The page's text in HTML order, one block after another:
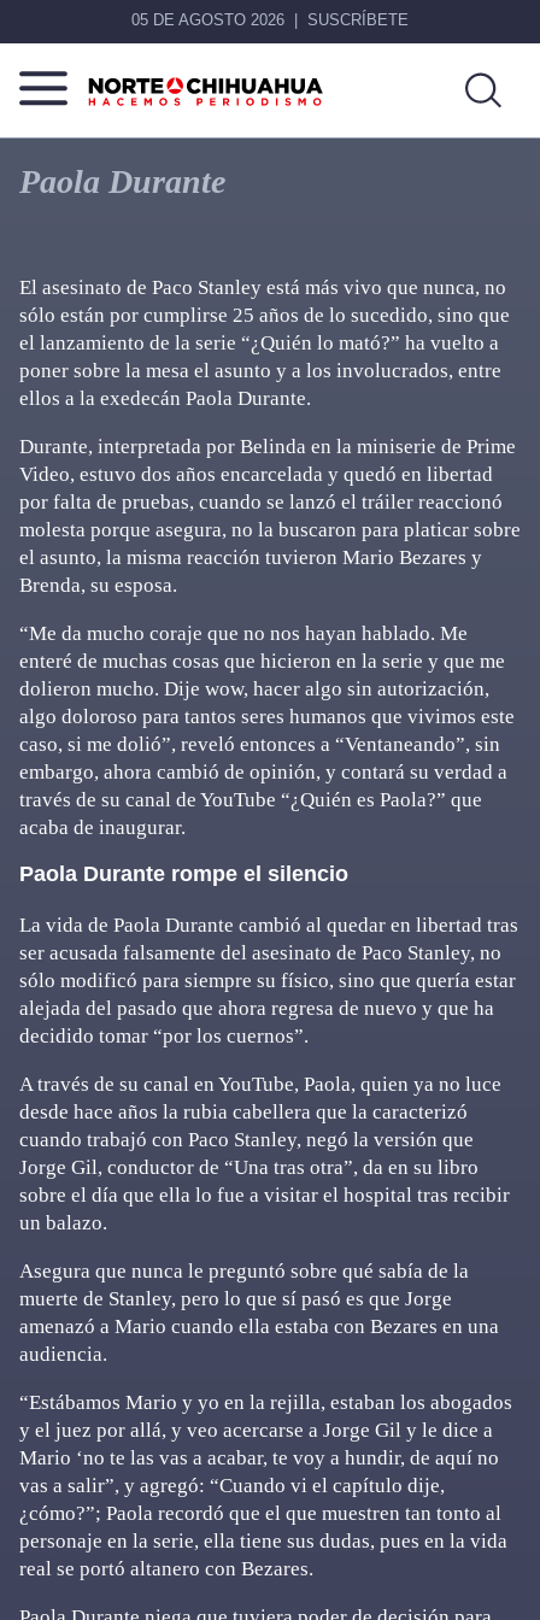
05 DE AGOSTO 2026 SUSCRÍBETE
Norte
De
Chihuahua
Más
que
noticias,
Paola Durante
El asesinato de Paco Stanley está más vivo que nunca, no
sólo están por cumplirse 25 años de lo sucedido, sino que
el lanzamiento de la serie “¿Quién lo mató?” ha vuelto a
poner sobre la mesa el asunto y a los involucrados, entre
ellos a la exedecán Paola Durante.
Durante, interpretada por Belinda en la miniserie de Prime
Video, estuvo dos años encarcelada y quedó en libertad
por falta de pruebas, cuando se lanzó el tráiler reaccionó
molesta porque asegura, no la buscaron para platicar sobre
el asunto, la misma reacción tuvieron Mario Bezares y
Brenda, su esposa.
“Me da mucho coraje que no nos hayan hablado. Me
enteré de muchas cosas que hicieron en la serie y que me
dolieron mucho. Dije wow, hacer algo sin autorización,
algo doloroso para tantos seres humanos que vivimos este
caso, si me dolió”, reveló entonces a “Ventaneando”, sin
embargo, ahora cambió de opinión, y contará su verdad a
través de su canal de YouTube “¿Quién es Paola?” que
acaba de inaugurar.
Paola Durante rompe el silencio
La vida de Paola Durante cambió al quedar en libertad tras
ser acusada falsamente del asesinato de Paco Stanley, no
sólo modificó para siempre su físico, sino que quería estar
alejada del pasado que ahora regresa de nuevo y que ha
decidido tomar “por los cuernos”.
A través de su canal en YouTube, Paola, quien ya no luce
desde hace años la rubia cabellera que la caracterizó
cuando trabajó con Paco Stanley, negó la versión que
Jorge Gil, conductor de “Una tras otra”, da en su libro
sobre el día que ella lo fue a visitar el hospital tras recibir
un balazo.
Asegura que nunca le preguntó sobre qué sabía de la
muerte de Stanley, pero lo que sí pasó es que Jorge
amenazó a Mario cuando ella estaba con Bezares en una
audiencia.
“Estábamos Mario y yo en la rejilla, estaban los abogados
y el juez por allá, y veo acercarse a Jorge Gil y le dice a
Mario ‘no te las vas a acabar, te voy a hundir, de aquí no
vas a salir”, y agregó: “Cuando vi el capítulo dije,
¿cómo?”; Paola recordó que el que muestren tan tonto al
personaje en la serie, ella tiene sus dudas, pues en la vida
real se portó altanero con Bezares.